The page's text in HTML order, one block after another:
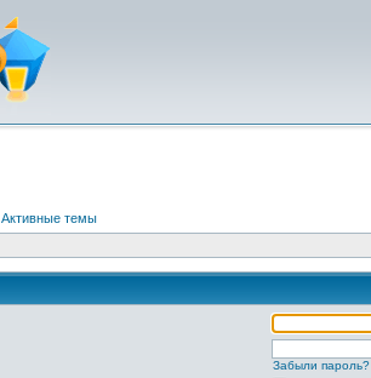
Активные темы
Забыли пароль?